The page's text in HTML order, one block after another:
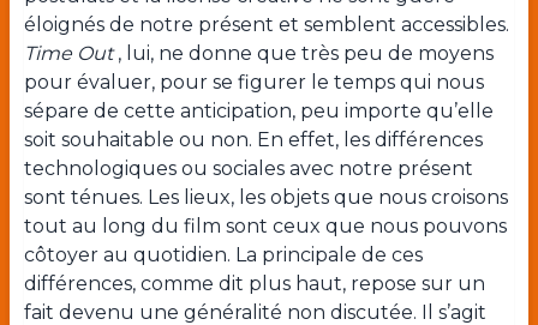
éloignés de notre présent et semblent accessibles.
Time Out, lui, ne donne que très peu de moyens
pour évaluer, pour se figurer le temps qui nous
sépare de cette anticipation, peu importe qu’elle
soit souhaitable ou non. En effet, les différences
technologiques ou sociales avec notre présent
sont ténues. Les lieux, les objets que nous croisons
tout au long du film sont ceux que nous pouvons
côtoyer au quotidien. La principale de ces
différences, comme dit plus haut, repose sur un
fait devenu une généralité non discutée. Il s’agit